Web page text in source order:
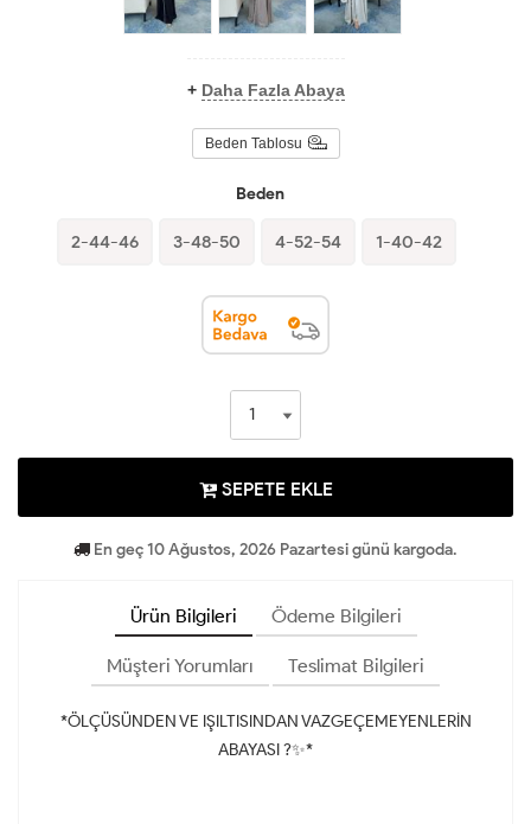
+ Daha Fazla Abaya
Beden Tablosu
Beden
2-44-46 3-48-50 4-52-54 1-40-42
SEPETE EKLE
En geç 10 Ağustos, 2026 Pazartesi günü kargoda.
Ürün Bilgileri Ödeme Bilgileri
Müşteri Yorumları Teslimat Bilgileri
*ÖLÇÜSÜNDEN VE IŞILTISINDAN VAZGEÇEMEYENLERİN
ABAYASI ?✨*